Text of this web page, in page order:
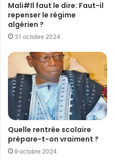
Mali#Il faut le dire: Faut-il
repenser le régime
algérien ?
31 octobre 2024
Quelle rentrée scolaire
prépare-t-on vraiment ?
9 octobre 2024